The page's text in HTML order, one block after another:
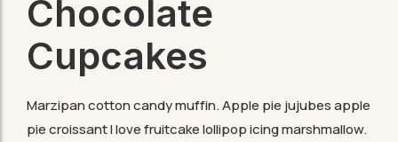
Chocolate
Cupcakes
Marzipan cotton candy muffin. Apple pie jujubes apple
pie croissant I love fruitcake lollipop icing marshmallow.